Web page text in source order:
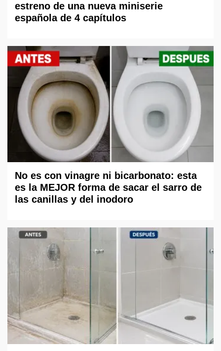
estreno de una nueva miniserie
española de 4 capítulos
No es con vinagre ni bicarbonato: esta
es la MEJOR forma de sacar el sarro de
las canillas y del inodoro